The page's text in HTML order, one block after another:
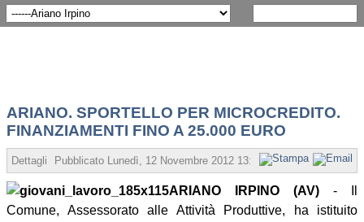
ARIANO. SPORTELLO PER MICROCREDITO.
FINANZIAMENTI FINO A 25.000 EURO
Dettagli Pubblicato Lunedì, 12 Novembre 2012 13:46 Scritto da
ARIANO IRPINO (AV) - Il
Comune, Assessorato alle Attività Produttive, ha istituito